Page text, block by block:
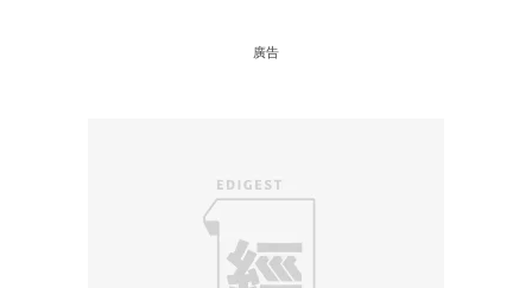
廣告